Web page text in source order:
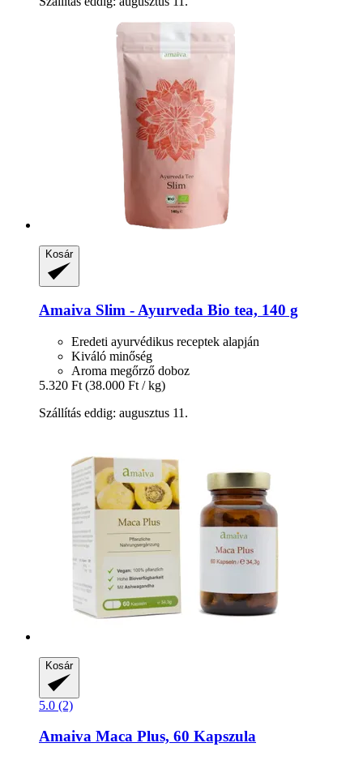
Kosár
Amaiva Slim -​ Ayurveda Bio tea, 140 g
Eredeti ayurvédikus receptek alapján
Kiváló minőség
Aroma megőrző doboz
5.320 Ft (38.000 Ft / kg)
Szállítás eddig: augusztus 11.
Kosár
5.0 (2)
Amaiva Maca Plus, 60 Kapszula